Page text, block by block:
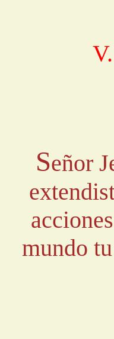
V.
Señor
mundo